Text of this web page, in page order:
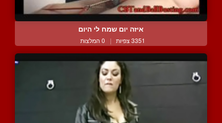
איזה יום שמח לי היום
3351 צפיות | 0 המלצות